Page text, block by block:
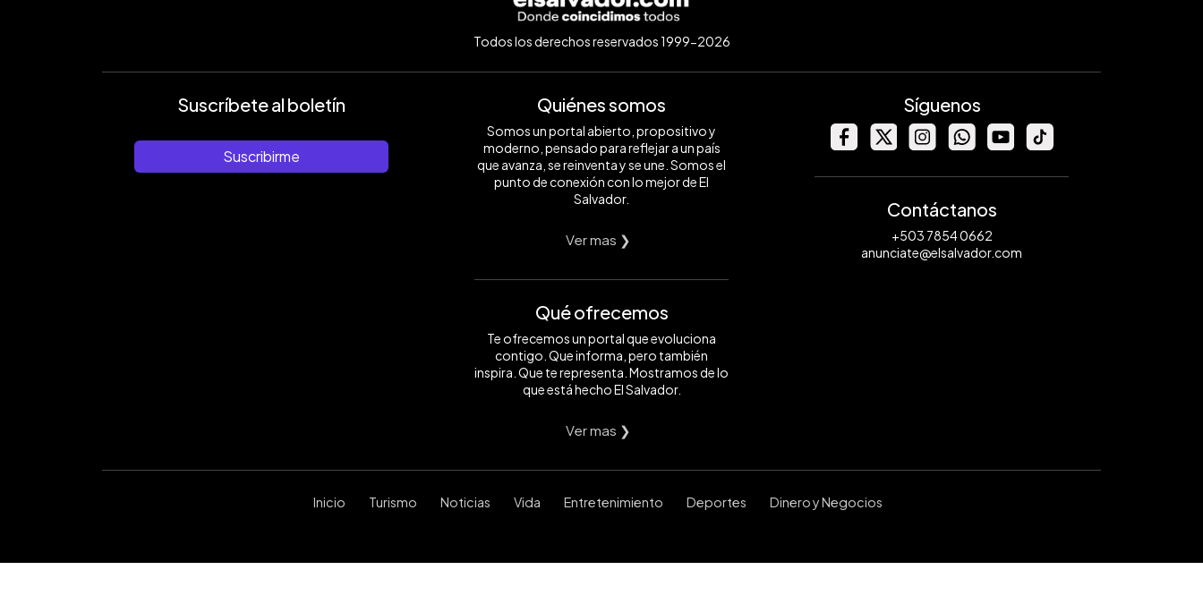
Todos los derechos reservados 1999-2026
Suscríbete al boletín
Suscribirme
Quiénes somos
Somos un portal abierto, propositivo y
moderno, pensado para reflejar a un país
que avanza, se reinventa y se une. Somos el
punto de conexión con lo mejor de El
Salvador.
Ver mas ❯
Qué ofrecemos
Te ofrecemos un portal que evoluciona
contigo. Que informa, pero también
inspira. Que te representa. Mostramos de lo
que está hecho El Salvador.
Ver mas ❯
Síguenos
Contáctanos
+503 7854 0662
anunciate@elsalvador.com
Inicio Turismo Noticias Vida Entretenimiento Deportes Dinero y Negocios